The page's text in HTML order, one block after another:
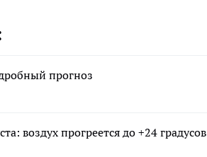
прогноз
воздух прогреется до +24 градусов